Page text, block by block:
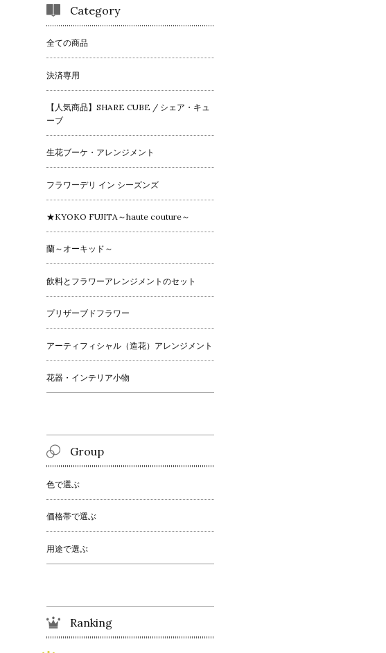
Category
全ての商品
決済専用
【人気商品】SHARE CUBE / シェア・キュ
ーブ
生花ブーケ・アレンジメント
フラワーデリ イン シーズンズ
★KYOKO FUJITA～haute couture～
蘭～オーキッド～
飲料とフラワーアレンジメントのセット
プリザーブドフラワー
アーティフィシャル（造花）アレンジメント
花器・インテリア小物
Group
色で選ぶ
価格帯で選ぶ
用途で選ぶ
Ranking